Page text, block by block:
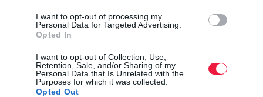
I want to opt-out of processing my
Personal Data for Targeted Advertising.
Opted In
I want to opt-out of Collection, Use,
Retention, Sale, and/or Sharing of my
Personal Data that Is Unrelated with the
Purposes for which it was collected.
Opted Out
nálad ahhoz, hogy készpénzt vegyél fel bankjegykiadó
automatából. A legtöbb ATM-nél ez lehetséges digitalizált